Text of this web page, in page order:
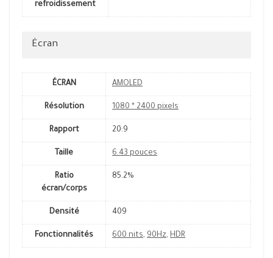
refroidissement
Écran
ÉCRAN AMOLED
Résolution 1080 * 2400 pixels
Rapport 20:9
Taille 6.43 pouces
Ratio
écran/corps
85.2%
Densité 409
Fonctionnalités 600 nits, 90Hz, HDR